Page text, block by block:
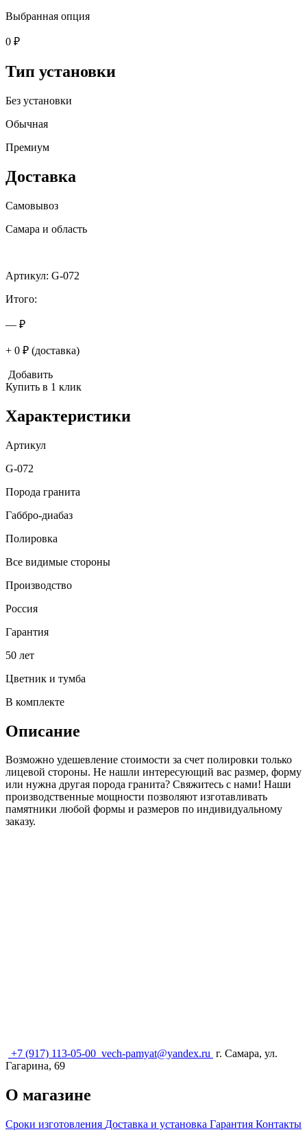
Выбранная опция
0 ₽
Тип установки
Без установки
Обычная
Премиум
Доставка
Самовывоз
Самара и область
Артикул: G-072
Итого:
— ₽
+ 0 ₽ (доставка)
Добавить
Купить в 1 клик
Характеристики
Артикул
G-072
Порода гранита
Габбро-диабаз
Полировка
Все видимые стороны
Производство
Россия
Гарантия
50 лет
Цветник и тумба
В комплекте
Описание
Возможно удешевление стоимости за счет полировки только
лицевой стороны. Не нашли интересующий вас размер, форму
или нужна другая порода гранита? Свяжитесь с нами! Наши
производственные мощности позволяют изготавливать
памятники любой формы и размеров по индивидуальному
заказу.
+7 (917) 113-05-00 vech-pamyat@yandex.ru г. Самара, ул.
Гагарина, 69
О магазине
Сроки изготовления Доставка и установка Гарантия Контакты